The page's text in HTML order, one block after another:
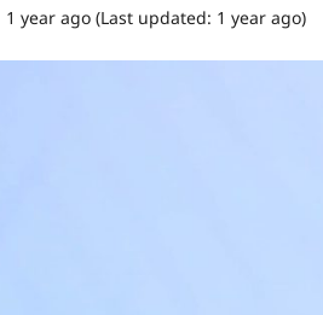
1 year ago (Last updated: 1 year ago)